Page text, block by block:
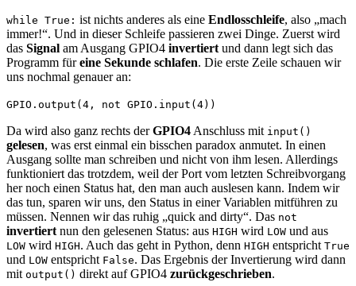
while True: ist nichts anderes als eine Endlosschleife, also „mach
immer!“. Und in dieser Schleife passieren zwei Dinge. Zuerst wird
das Signal am Ausgang GPIO4 invertiert und dann legt sich das
Programm füreine Sekunde schlafen. Die erste Zeile schauen wir
uns nochmal genauer an:
GPIO.output(4, not GPIO.input(4))
Da wird also ganz rechts derGPIO4 Anschluss mit input()
gelesen, was erst einmal ein bisschen paradox anmutet. In einen
Ausgang sollte man schreiben und nicht von ihm lesen. Allerdings
funktioniert das trotzdem, weil der Port vom letzten Schreibvorgang
her noch einen Status hat, den man auch auslesen kann. Indem wir
das tun, sparen wir uns, den Status in einer Variablen mitführen zu
müssen. Nennen wir das ruhig „quick and dirty“. Das not
invertiert nun den gelesenen Status: aus HIGH wird LOW und aus
LOW wird HIGH. Auch das geht in Python, denn HIGH entspricht True
und LOW entspricht False. Das Ergebnis der Invertierung wird dann
mit output() direkt auf GPIO4 zurückgeschrieben.